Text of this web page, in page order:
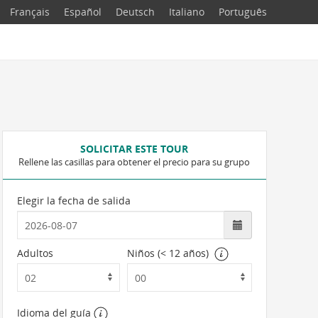
Français Español Deutsch Italiano Português
SOLICITAR ESTE TOUR
Rellene las casillas para obtener el precio para su grupo
Elegir la fecha de salida
Adultos Niños (< 12 años)
Idioma del guía